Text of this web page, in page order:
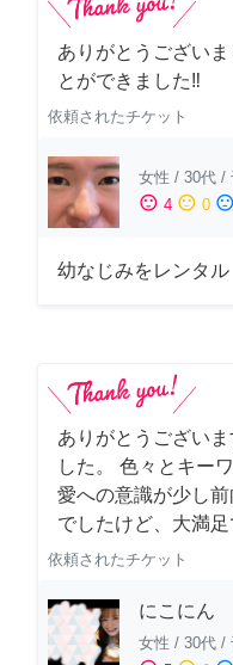
ありがとうござい
とができました‼️
依頼されたチケット
女性 / 30代 /
sentiment_satisfied 4 sentiment_neutral 0 sentiment_dissatisfied
幼なじみをレンタル
ありがとうござい
した。 色々とキー
愛への意識が少し
でしたけど、大満足
依頼されたチケット
にこにん
女性 / 30代 /